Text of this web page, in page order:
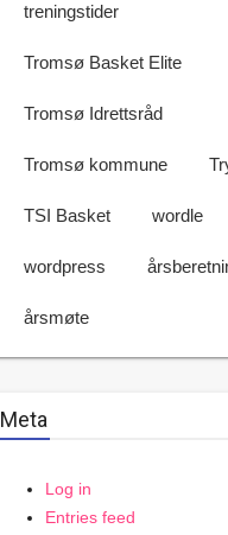
treningstider
Tromsø Basket Elite
Tromsø Idrettsråd
Tromsø kommune
TSI Basket wordle
wordpress
årsmøte
Meta
Log in
Entries feed